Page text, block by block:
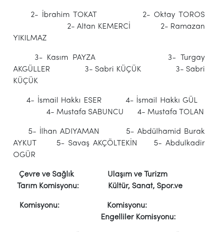
2- İbrahim TOKAT 2- Oktay TOROS
2- Altan KEMERCİ 2- Ramazan
YIKILMAZ
3- Kasım PAYZA 3- Turgay
AKGÜLLER 3- Sabri KÜÇÜK 3- Sabri
KÜÇÜK
4- İsmail Hakkı ESER 4- İsmail Hakkı GÜL
4- Mustafa SABUNCU 4- Mustafa TOLAN
5- İlhan ADIYAMAN 5- Abdülhamid Burak
AYKUT 5- Savaş AKÇÖLTEKİN 5- Abdulkadir
OGÜR
Çevre ve Sağlık Ulaşım ve Turizm
Tarım Komisyonu: Kültür, Sanat, Spor.ve
Komisyonu: Komisyonu:
Engelliler Komisyonu: